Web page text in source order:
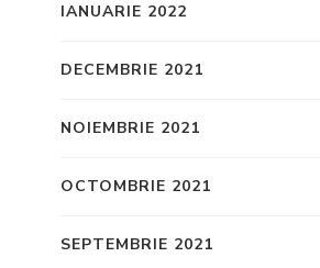
IANUARIE 2022
DECEMBRIE 2021
NOIEMBRIE 2021
OCTOMBRIE 2021
SEPTEMBRIE 2021